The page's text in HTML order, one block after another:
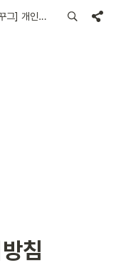
[꾸그] 개인정보 처리방침
침